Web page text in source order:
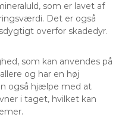
som er lavet af
Det er også
overfor skadedyr.
som kan anvendes på
og har en høj
også hjælpe med at
i taget, hvilket kan